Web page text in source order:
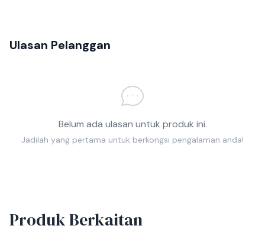
Ulasan Pelanggan
Belum ada ulasan untuk produk ini.
Jadilah yang pertama untuk berkongsi pengalaman anda!
Produk Berkaitan